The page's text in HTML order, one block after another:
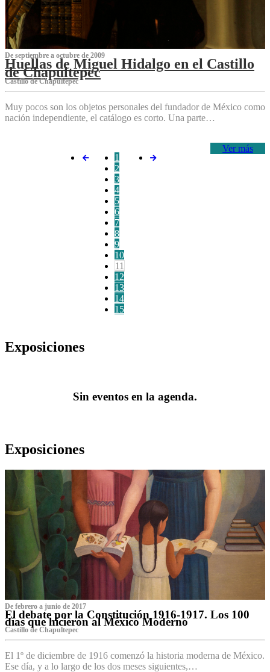
De septiembre a octubre de 2009
Huellas de Miguel Hidalgo en el Castillo
de Chapultepec
Castillo de Chapultepec
Muy pocos son los objetos personales del fundador de México como
nación independiente, el catálogo es corto. Una parte…
Ver más
1
2
3
4
5
6
7
8
9
10
11
12
13
14
15
Exposiciones
Sin eventos en la agenda.
Exposiciones
De febrero a junio de 2017
El debate por la Constitución 1916-1917. Los 100
días que hicieron al México Moderno
Castillo de Chapultepec
El 1º de diciembre de 1916 comenzó la historia moderna de México.
Ese día, y a lo largo de los dos meses siguientes,…